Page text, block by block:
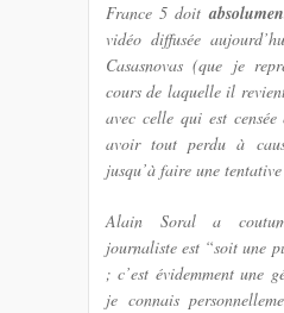
France 5 doit
vidéo diffusée
Casasnovas (que je
cours de laquelle il
avec celle qui est
avoir tout perdu à
jusqu’à faire une
Alain Soral a
journaliste est “soit une
; c’est évidemment une
je connais